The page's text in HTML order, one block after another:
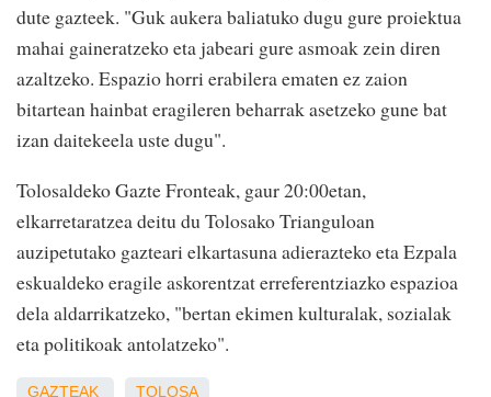
dute gazteek. "Guk aukera baliatuko dugu gure proiektua
mahai gaineratzeko eta jabeari gure asmoak zein diren
azaltzeko. Espazio horri erabilera ematen ez zaion
bitartean hainbat eragileren beharrak asetzeko gune bat
izan daitekeela uste dugu".
Tolosaldeko Gazte Fronteak, gaur 20:00etan,
elkarretaratzea deitu du Tolosako Trianguloan
auzipetutako gazteari elkartasuna adierazteko eta Ezpala
eskualdeko eragile askorentzat erreferentziazko espazioa
dela aldarrikatzeko, "bertan ekimen kulturalak, sozialak
eta politikoak antolatzeko".
GAZTEAK TOLOSA